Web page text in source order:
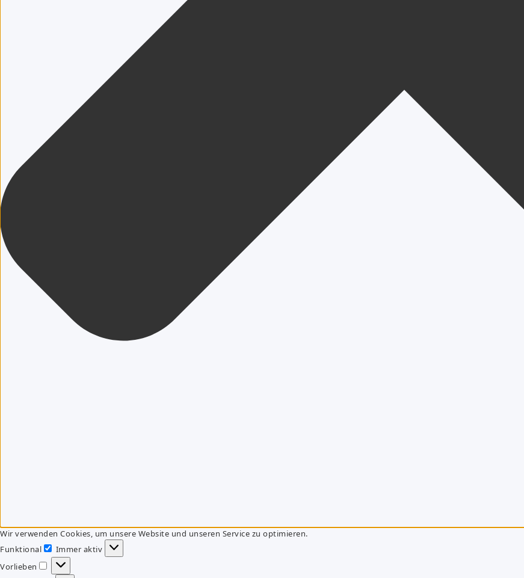
Wir verwenden Cookies, um unsere Website und unseren Service zu optimieren.
Funktional
Funktional
Immer aktiv
Vorlieben
Vorlieben